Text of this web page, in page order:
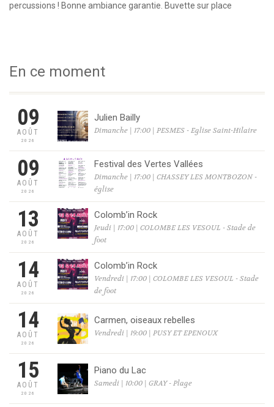
percussions ! Bonne ambiance garantie. Buvette sur place
En ce moment
09
AOÛT
2026
Julien Bailly
Dimanche | 17:00 | PESMES - Eglise Saint-Hilaire
09
AOÛT
2026
Festival des Vertes Vallées
Dimanche | 17:00 | CHASSEY LES MONTBOZON -
église
13
AOÛT
2026
Colomb’in Rock
Jeudi | 17:00 | COLOMBE LES VESOUL - Stade de
foot
14
AOÛT
2026
Colomb’in Rock
Vendredi | 17:00 | COLOMBE LES VESOUL - Stade
de foot
14
AOÛT
2026
Carmen, oiseaux rebelles
Vendredi | 19:00 | PUSY ET EPENOUX
15
AOÛT
2026
Piano du Lac
Samedi | 10:00 | GRAY - Plage